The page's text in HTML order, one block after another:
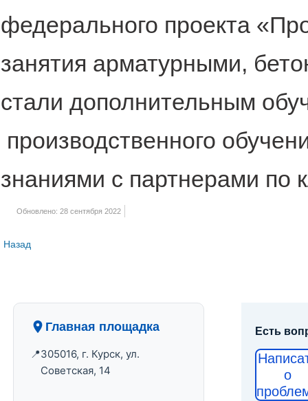
федерального проекта
занятия арматурными,
стали дополнительным
производственного
знаниями с партнерами по
Обновлено: 28 сентября 2022
Назад
Главная площадка
305016, г. Курск, ул.
Советская, 14
Есть
о